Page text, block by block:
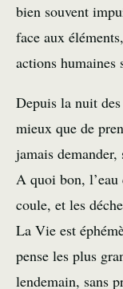
bien souvent
face aux
actions humaines
Depuis la nuit
mieux que de
jamais demander,
A quoi bon,
coule, et les
La Vie est
pense les plus
lendemain, sans